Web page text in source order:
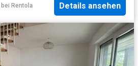
bei Rentola Details ansehen